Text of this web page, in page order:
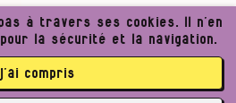
à travers ses cookies. Il n’en
la sécurité et la navigation.
j’ai compris